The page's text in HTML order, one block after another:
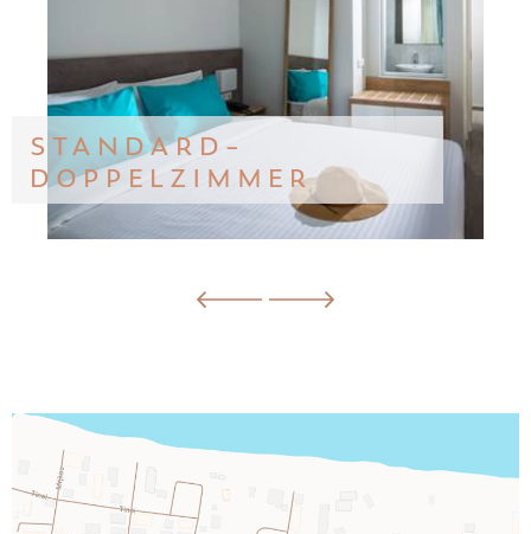
STANDARD-
DOPPELZIMMER